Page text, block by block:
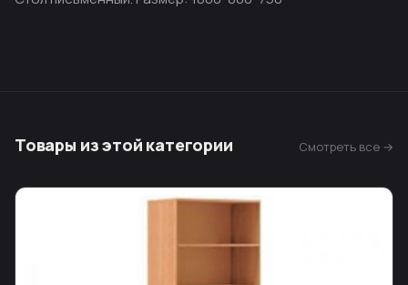
Товары из этой категории Смотреть все →